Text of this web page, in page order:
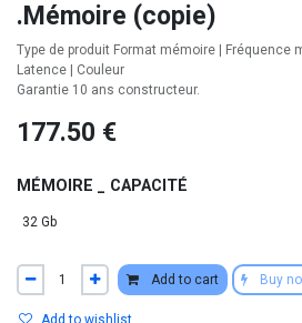
.Mémoire (copie)
Type de produit Format mémoire | Fréquence
Latence | Couleur
Garantie 10 ans constructeur.
177.50 €
MÉMOIRE _ CAPACITÉ
Add to cart Buy
Add to wishlist